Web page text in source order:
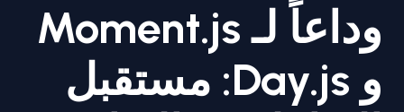
وداعاً لـ Moment.js
و Day.js: مستقبل